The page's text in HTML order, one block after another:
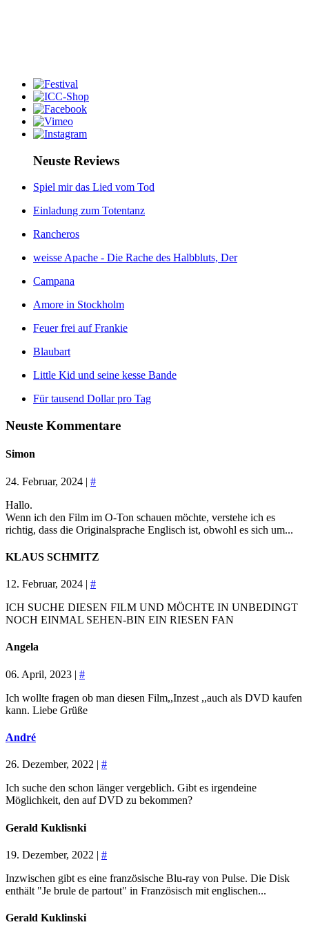
Neuste Reviews
Spiel mir das Lied vom Tod
Einladung zum Totentanz
Rancheros
weisse Apache - Die Rache des Halbbluts, Der
Campana
Amore in Stockholm
Feuer frei auf Frankie
Blaubart
Little Kid und seine kesse Bande
Für tausend Dollar pro Tag
Neuste Kommentare
Simon
24. Februar, 2024 | #
Hallo.
Wenn ich den Film im O-Ton schauen möchte, verstehe ich es
richtig, dass die Originalsprache Englisch ist, obwohl es sich um...
KLAUS SCHMITZ
12. Februar, 2024 | #
ICH SUCHE DIESEN FILM UND MÖCHTE IN UNBEDINGT
NOCH EINMAL SEHEN-BIN EIN RIESEN FAN
Angela
06. April, 2023 | #
Ich wollte fragen ob man diesen Film,,Inzest ,,auch als DVD kaufen
kann. Liebe Grüße
André
26. Dezember, 2022 | #
Ich suche den schon länger vergeblich. Gibt es irgendeine
Möglichkeit, den auf DVD zu bekommen?
Gerald Kuklisnki
19. Dezember, 2022 | #
Inzwischen gibt es eine französische Blu-ray von Pulse. Die Disk
enthält "Je brule de partout" in Französisch mit englischen...
Gerald Kuklinski